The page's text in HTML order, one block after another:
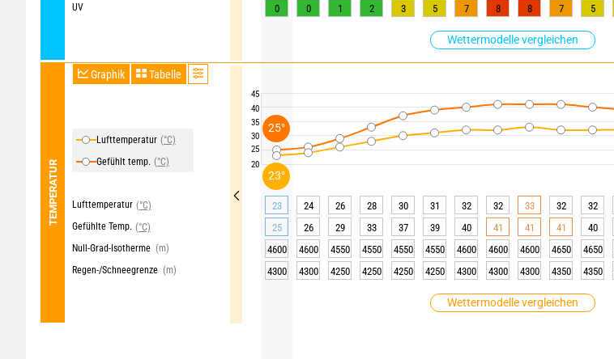
UV
Wettermodelle vergleichen
TEMPERATUR
Graphik Tabelle
Lufttemperatur (°C)
Gefühlt temp. (°C)
Lufttemperatur (°C)
Gefühlte Temp. (°C)
Null-Grad-Isotherme (m)
Regen-/Schneegrenze (m)
Wettermodelle vergleichen
45
40
35
30
25
20
0
0 1 2 3 5 7 8 8 7 5
23 24 26 28 30 31 32 32 33 32 32
25
26 29 33 37 39 40 41 41 41 40
4600
4600 4550 4550 4550 4550 4600 4600 4600 4650 4650
4300
4300 4250 4250 4250 4250 4300 4300 4300 4350 4350
23°
25°